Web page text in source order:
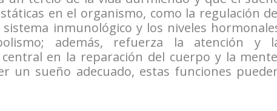
en el organismo, como la regulación
inmunológico y los niveles
además, refuerza la atención y
en la reparación del cuerpo y la
un sueño adecuado, estas funciones